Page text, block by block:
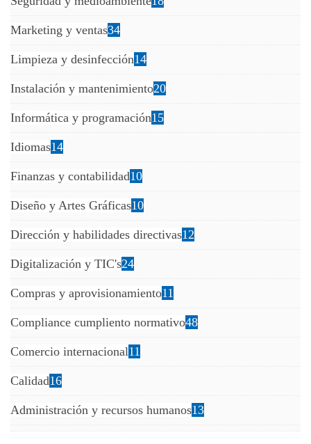
Marketing y ventas34
Limpieza y desinfección14
Instalación y mantenimiento20
Informática y programación15
Idiomas14
Finanzas y contabilidad10
Diseño y Artes Gráficas10
Dirección y habilidades directivas12
Digitalización y TIC's24
Compras y aprovisionamiento11
Compliance cumpliento normativo48
Comercio internacional11
Calidad16
Administración y recursos humanos13